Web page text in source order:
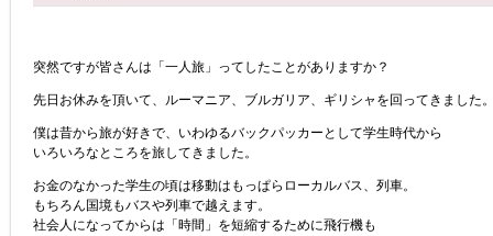
突然ですが皆さんは「一人旅」ってしたことがありますか？
先日お休みを頂いて、ルーマニア、ブルガリア、ギリシャを回ってきました
僕は昔から旅が好きで、いわゆるバックパッカーとして学生時代から
いろいろなところを旅してきました。
お金のなかった学生の頃は移動はもっぱらローカルバス、列車。
もちろん国境もバスや列車で越えます。
社会人になってからは「時間」を短縮するために飛行機も